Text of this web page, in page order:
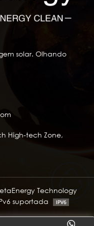
solar. Olhando
High-tech Zone,
Technology
suportada